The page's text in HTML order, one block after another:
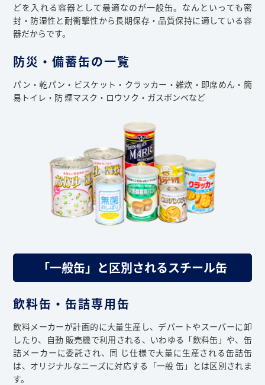
どを入れる容器として最適なのが一般缶。なんといっても密
封・防湿性と耐衝撃性から長期保存・品質保持に適している容
器だからです。
防災・備蓄缶の一覧
パン・乾パン・ビスケット・クラッカー・雑炊・即席めん・簡
易トイレ・防 煙マスク・ロウソク・ガスボンベなど
「一般缶」と区別されるスチール缶
飲料缶・缶詰専用缶
飲料メーカーが計画的に大量生産し、デパートやスーパーに卸
したり、自動 販売機で利用される、いわゆる「飲料缶」や、缶
詰メーカーに委託され、同 じ仕様で大量に生産される缶詰缶
は、オリジナルなニーズに対応する「一般 缶」とは区別されま
す。